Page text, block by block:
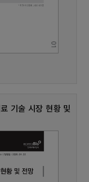
기술 시장 현황 및